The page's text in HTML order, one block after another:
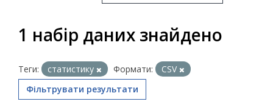
1 набір даних знайдено
Теги: статистику Формати:
CSV
Фільтрувати результати